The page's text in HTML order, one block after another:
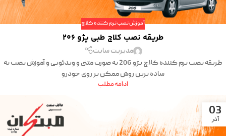
آموزش نصب نرم کننده کلاچ
طریقه نصب کلاچ طبی پژو 206
مدیریت سایت
طریقه نصب نرم کننده کلاچ پژو 206 به صورت متنی و ویدئویی و آموزش نصب به
ساده ترین روش ممکن بر روی خودرو
ادامه مطلب
03
آذر